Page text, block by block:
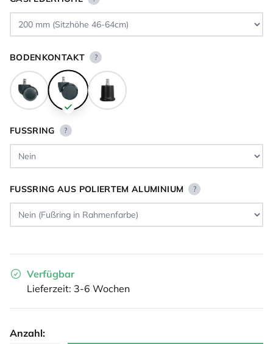
BODENKONTAKT ?
FUSSRING ?
FUSSRING AUS POLIERTEM ALUMINIUM ?
Verfügbar
Lieferzeit: 3-6 Wochen
Anzahl: